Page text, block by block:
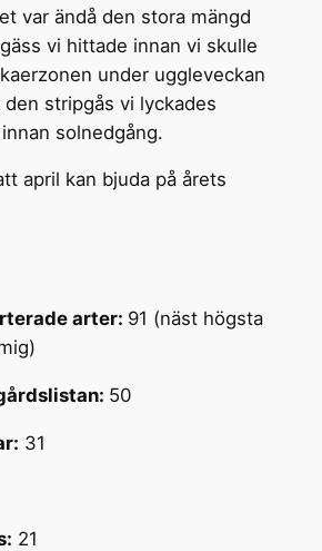
var ändå den stora mängd
vi hittade innan vi skulle
under uggleveckan
stripgås vi lyckades
solnedgång.
april kan bjuda på årets
arter: 91 (näst högsta
50
31
21